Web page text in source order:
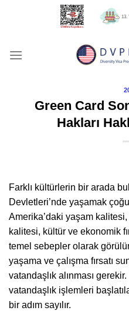
13.
Green Card
Hakları
Farklı kültürlerin bir arada
Devletleri’nde yaşamak
Amerika’daki yaşam
kalitesi, kültür ve ekonomik
temel sebepler olarak
yaşama ve çalışma fırsatı
vatandaşlık alınması
vatandaşlık işlemleri
bir adım sayılır.